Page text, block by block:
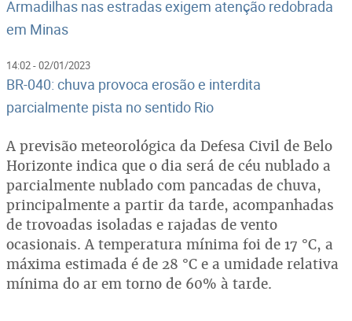
Armadilhas nas estradas exigem atenção redobrada
em Minas
14:02 - 02/01/2023
BR-040: chuva provoca erosão e interdita
parcialmente pista no sentido Rio
A previsão meteorológica da Defesa Civil de Belo
Horizonte indica que o dia será de céu nublado a
parcialmente nublado com pancadas de chuva,
principalmente a partir da tarde, acompanhadas
de trovoadas isoladas e rajadas de vento
ocasionais. A temperatura mínima foi de 17 °C, a
máxima estimada é de 28 °C e a umidade relativa
mínima do ar em torno de 60% à tarde.